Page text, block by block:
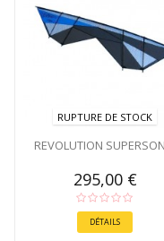
RUPTURE DE STOCK
REVOLUTION
295,00 €
DÉTAILS